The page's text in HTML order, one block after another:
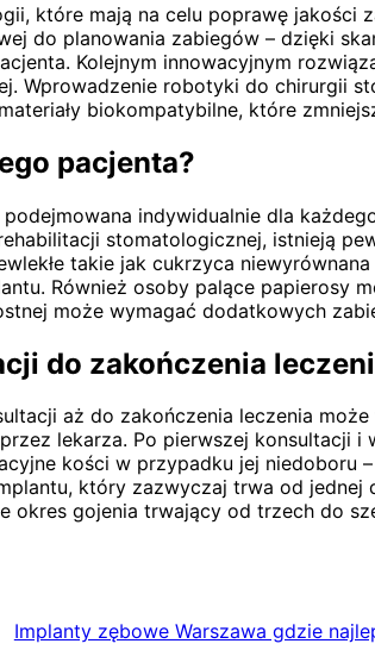
które mają na celu poprawę
do planowania zabiegów – dzięki
Kolejnym innowacyjnym
Wprowadzenie robotyki do chirurgii
biokompatybilne, które
pacjenta?
indywidualnie dla
stomatologicznej, istnieją
takie jak cukrzyca
Również osoby palące papierosy
może wymagać dodatkowych
do zakończenia
aż do zakończenia leczenia
lekarza. Po pierwszej konsultacji
kości w przypadku jej niedoboru
który zazwyczaj trwa od
okres gojenia trwający od trzech do
Implanty zębowe Warszawa gdzie